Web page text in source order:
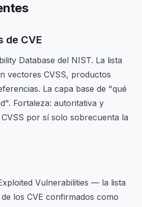
de CVE
Database del NIST. La lista
vectores CVSS, productos
La capa base de "qué
Fortaleza: autoritativa y
por sí solo sobrecuenta la
Vulnerabilities — la lista
los CVE confirmados como